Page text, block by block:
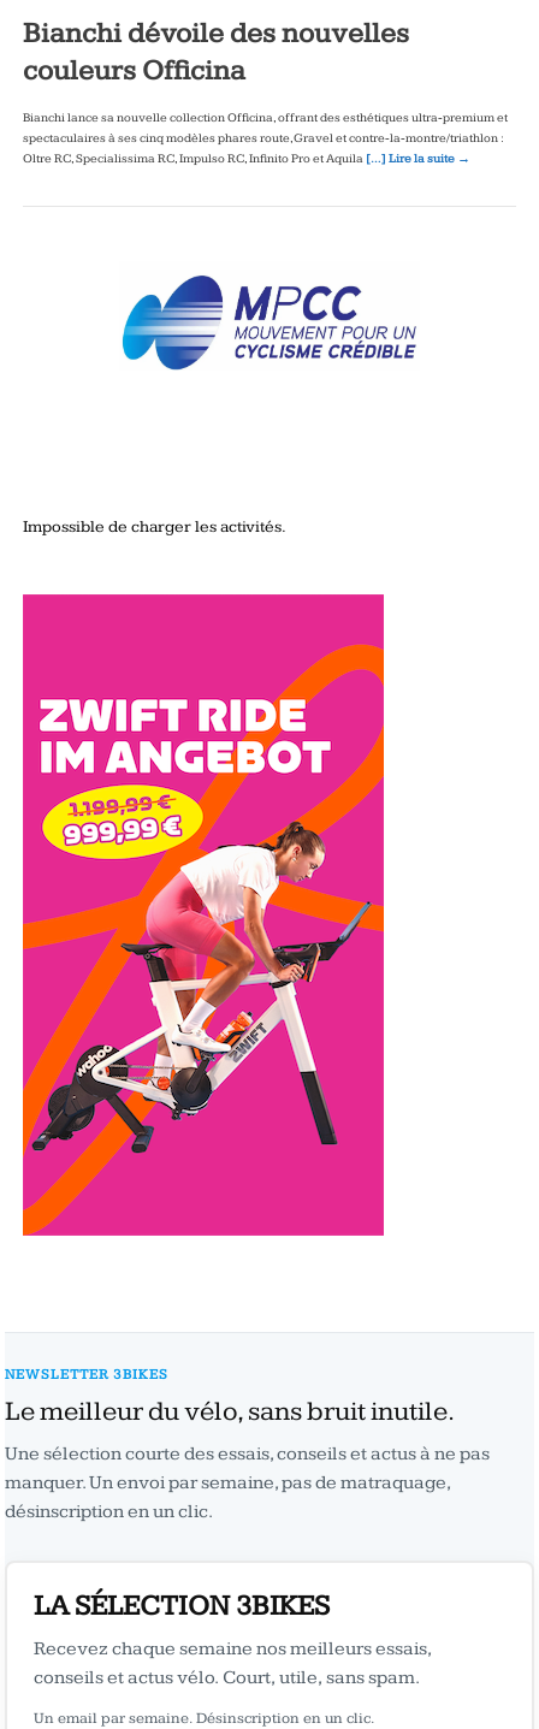
Bianchi dévoile des nouvelles
couleurs Officina
Bianchi lance sa nouvelle collection Officina, offrant des esthétiques ultra‑premium et
spectaculaires à ses cinq modèles phares route, Gravel et contre‑la‑montre/triathlon :
Oltre RC, Specialissima RC, Impulso RC, Infinito Pro et Aquila […] Lire la suite →
Impossible de charger les activités.
NEWSLETTER 3BIKES
Le meilleur du vélo, sans bruit inutile.
Une sélection courte des essais, conseils et actus à ne pas
manquer. Un envoi par semaine, pas de matraquage,
désinscription en un clic.
LA SÉLECTION 3BIKES
Recevez chaque semaine nos meilleurs essais,
conseils et actus vélo. Court, utile, sans spam.
Un email par semaine. Désinscription en un clic.